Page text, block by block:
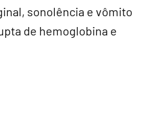
sonolência e vômito
de hemoglobina e